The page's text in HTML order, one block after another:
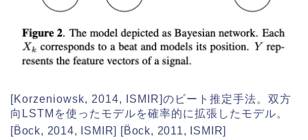
[Korzeniowsk, 2014, ISMIR]のビート推定手法。双方
向LSTMを使ったモデルを確率的に拡張したモデル。
[B̈ock, 2014, ISMIR] [B̈ock, 2011, ISMIR]